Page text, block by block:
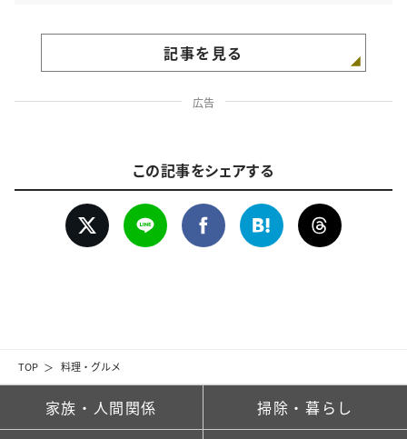
TOP 料理・グルメ
記事を見る
広告
この記事をシェアする
家族・人間関係 掃除・暮らし